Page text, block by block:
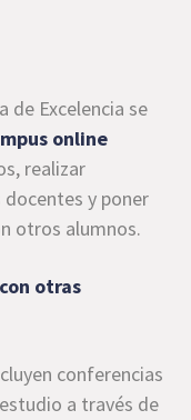
de Excelencia se
online
realizar
y poner
otros alumnos.
otras
conferencias
a través de